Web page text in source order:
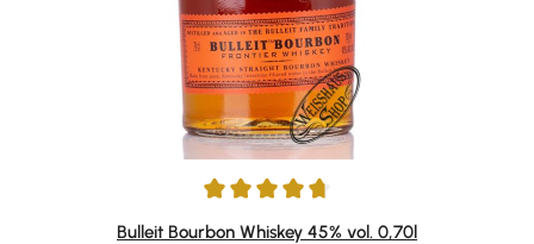
Durchschnittliche Bewertung von 4.69 von 5 Sternen
Bulleit Bourbon Whiskey 45% vol. 0,70l